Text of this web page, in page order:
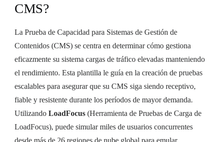
CMS?
La Prueba de Capacidad para Sistemas de Gestión de
Contenidos (CMS) se centra en determinar cómo gestiona
eficazmente su sistema cargas de tráfico elevadas manteniendo
el rendimiento. Esta plantilla le guía en la creación de pruebas
escalables para asegurar que su CMS siga siendo receptivo,
fiable y resistente durante los períodos de mayor demanda.
Utilizando LoadFocus (Herramienta de Pruebas de Carga de
LoadFocus), puede simular miles de usuarios concurrentes
desde más de 26 regiones de nube global para emular